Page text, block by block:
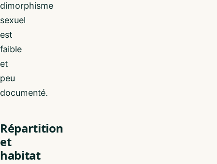
dimorphisme
sexuel
est
faible
et
peu
documenté.
Répartition
et
habitat